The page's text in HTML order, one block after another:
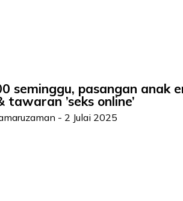
seminggu, pasangan anak
tawaran ’seks online’
- 2 Julai 2025